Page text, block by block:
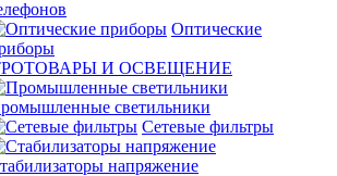
Оптические
И ОСВЕЩЕНИЕ
светильники
Сетевые фильтры
напряжение